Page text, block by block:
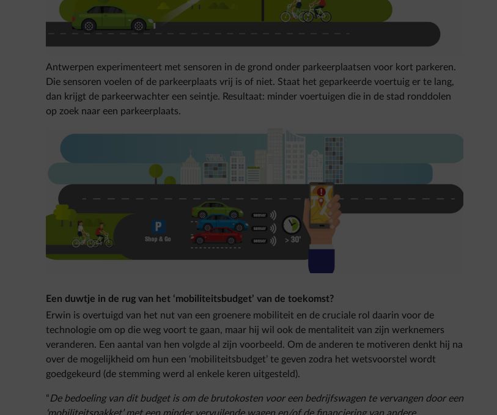
Antwerpen experimenteert met sensoren in de grond onder parkeerplaatsen voor kort parkeren.
Die sensoren voelen of de parkeerplaats vrij is of niet. Staat het geparkeerde voertuig er te lang,
dan krijgt de parkeerwachter een seintje. Resultaat: minder voertuigen die in de stad ronddolen
op zoek naar een parkeerplaats.
Een duwtje in de rug van het ‘mobiliteitsbudget’ van de toekomst?
Erwin is overtuigd van het nut van een groenere mobiliteit en de cruciale rol daarin voor de
technologie om op die weg voort te gaan, maar hij wil ook de mentaliteit van zijn werknemers
veranderen. Een aantal van hen volgde al zijn voorbeeld. Om de anderen te motiveren denkt hij na
over de mogelijkheid om hun een ‘mobiliteitsbudget’ te geven zodra het wetsvoorstel wordt
goedgekeurd (de stemming werd al enkele keren uitgesteld).
“De bedoeling van dit budget is om de brutokosten voor een bedrijfswagen te vervangen door een